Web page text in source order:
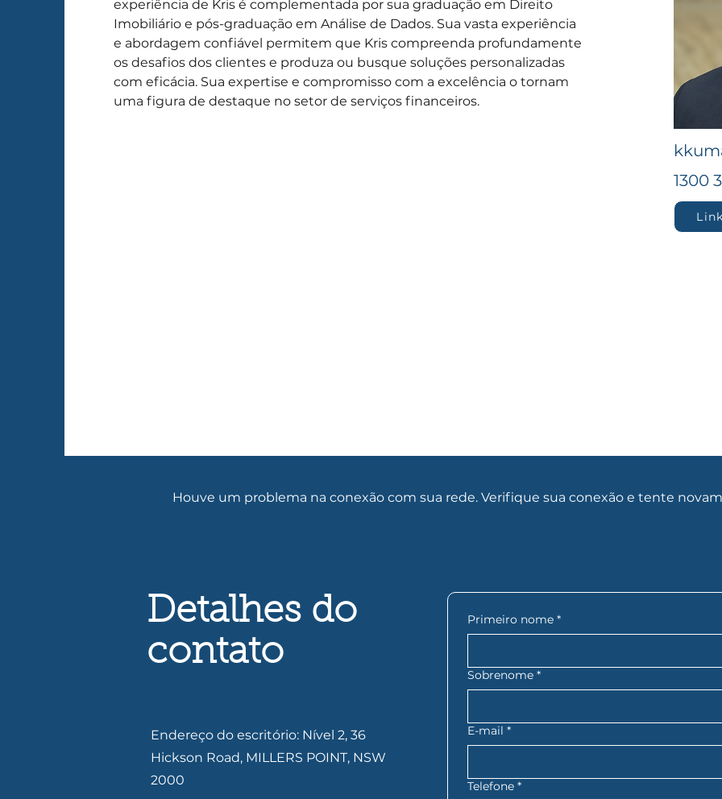
experiência de Kris é complementada por sua graduação em Direito
Imobiliário e pós-graduação em Análise de Dados. Sua vasta experiência
e abordagem confiável permitem que Kris compreenda profundamente
os desafios dos clientes e produza ou busque soluções personalizadas
com eficácia. Sua expertise e compromisso com a excelência o tornam
uma figura de destaque no setor de serviços financeiros.
1300
Houve um problema na conexão com sua rede. Verifique sua conexão e tente
Detalhes do
contato
Endereço do escritório: Nível 2, 36
Hickson Road, MILLERS POINT, NSW
2000
Primeiro nome *
Sobrenome *
E-mail *
Telefone *